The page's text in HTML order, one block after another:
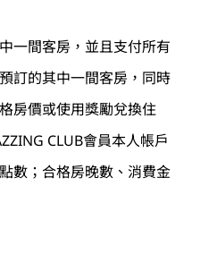
一間客房，並且支付所有
訂的其中一間客房，同時
房價或使用獎勵兌換住
CLUB會員本人帳戶
數；合格房晚數、消費金